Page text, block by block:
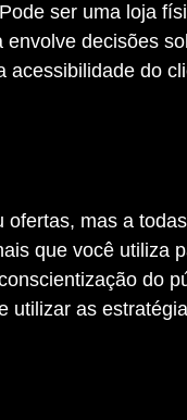
ser uma loja
decisões
acessibilidade do
que você utiliza
do
utilizar as